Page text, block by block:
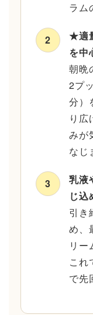
ラム
2
★適
を中
朝晩
2プ
分）
り広
みが
なじ
3
乳液
じ込
引き
め、
リー
これ
で先